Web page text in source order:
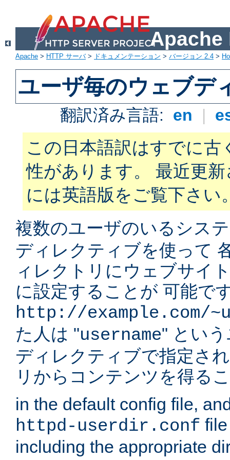
Apache
Apache > HTTP サーバ> ドキュメンテーション > バージョン 2.4 >
ユーザ毎のウェブデ
翻訳済み言語: en |
この日本語訳はすでに古
性があります。 最近更
には英語版をご覧下さい
複数のユーザのいるシス
ディレクティブを使って
ィレクトリにウェブサイ
に設定することが 可能で
http://example.com/
た人は "username" とい
ディレクティブで指定さ
リからコンテンツを得る
in the default config file,
httpd-userdir.conf
including the appropriate